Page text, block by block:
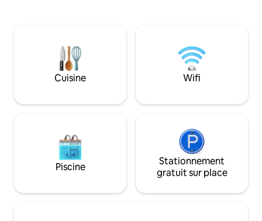
cuisine, 2 chambres, un salon et une
deuxième salle de bain. Une salle de bain
est située au rez-de-chaussée. Il est
parfait pour 4 personnes, mais nous
chambres avec
L'espace
piscine, d'une
longues et d'une
Cuisine Wifi
Piscine
Stationnement
gratuit sur place